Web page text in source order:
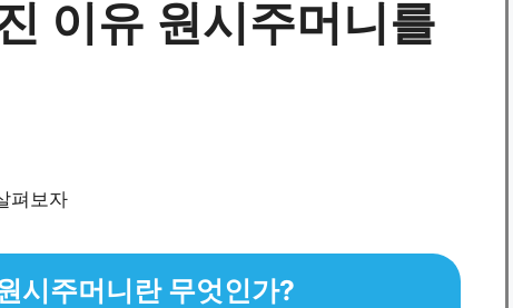
이유 원시주머니를
시주머니란 무엇인가?